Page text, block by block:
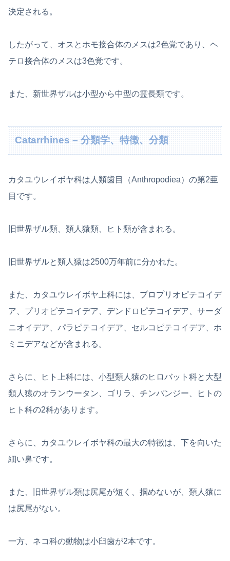
決定される。
したがって、オスとホモ接合体のメスは2色覚であり、ヘ
テロ接合体のメスは3色覚です。
また、新世界ザルは小型から中型の霊長類です。
Catarrhines – 分類学、特徴、分類
カタユウレイボヤ科は人類歯目（Anthropodiea）の第2亜
目です。
旧世界ザル類、類人猿類、ヒト類が含まれる。
旧世界ザルと類人猿は2500万年前に分かれた。
また、カタユウレイボヤ上科には、プロプリオピテコイデ
ア、プリオピテコイデア、デンドロピテコイデア、サーダ
ニオイデア、パラピテコイデア、セルコピテコイデア、ホ
ミニデアなどが含まれる。
さらに、ヒト上科には、小型類人猿のヒロバット科と大型
類人猿のオランウータン、ゴリラ、チンパンジー、ヒトの
ヒト科の2科があります。
さらに、カタユウレイボヤ科の最大の特徴は、下を向いた
細い鼻です。
また、旧世界ザル類は尻尾が短く、掴めないが、類人猿に
は尻尾がない。
一方、ネコ科の動物は小臼歯が2本です。